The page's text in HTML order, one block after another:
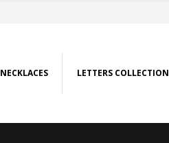
NECKLACES LETTERS COLLECTION